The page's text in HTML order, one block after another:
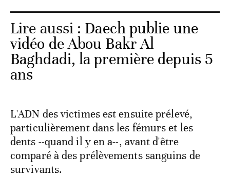
Lire aussi : Daech publie une
vidéo de Abou Bakr Al
Baghdadi, la première depuis 5
ans
L'ADN des victimes est ensuite prélevé,
particulièrement dans les fémurs et les
dents --quand il y en a--, avant d'être
comparé à des prélèvements sanguins de
survivants.